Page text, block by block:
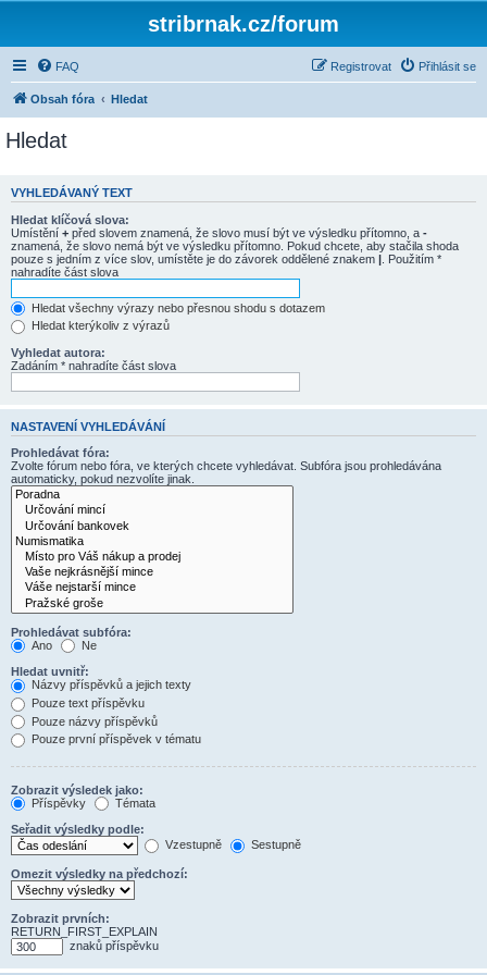
stribrnak.cz/forum
FAQ Přihlásit se
Registrovat
Obsah fóra Hledat
Hledat
VYHLEDÁVANÝ TEXT
Hledat klíčová slova:
Umístění + před slovem znamená, že slovo musí být ve výsledku přítomno, a -
znamená, že slovo nemá být ve výsledku přítomno. Pokud chcete, aby stačila shoda
pouze s jedním z více slov, umístěte je do závorek oddělené znakem | . Použitím *
nahradíte část slova
Hledat všechny výrazy nebo přesnou shodu s dotazem
Hledat kterýkoliv z výrazů
Vyhledat autora:
Zadáním * nahradíte část slova
NASTAVENÍ VYHLEDÁVÁNÍ
Prohledávat fóra:
Zvolte fórum nebo fóra, ve kterých chcete vyhledávat. Subfóra jsou prohledávána
automaticky, pokud nezvolíte jinak.
Prohledávat subfóra:
Ano
Ne
Hledat uvnitř:
Názvy příspěvků a jejich texty
Pouze text příspěvku
Pouze názvy příspěvků
Pouze první příspěvek v tématu
Zobrazit výsledek jako:
Příspěvky
Témata
Seřadit výsledky podle:
Vzestupně
Sestupně
Omezit výsledky na předchozí:
Zobrazit prvních:
RETURN_FIRST_EXPLAIN
znaků příspěvku